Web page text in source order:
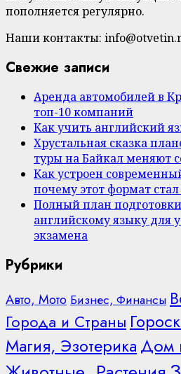
пополняется регулярно.
Наши контакты:
Свежие записи
Аренда автомобилей в
топ-10 компаний
Как учить английский
Хрустальная сказка
туры на Байкал меняют
Как устроен
почему этот формат
Полный план
английскому языку для
экзамена
Рубрики
Авто, Мото Бизнес, Финансы
Города и Страны
Магия, Эзотерика Дом